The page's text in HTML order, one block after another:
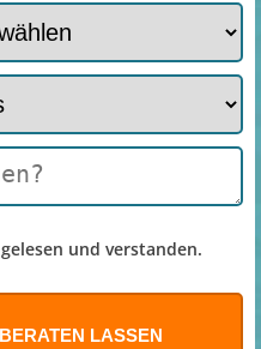
gelesen und verstanden.